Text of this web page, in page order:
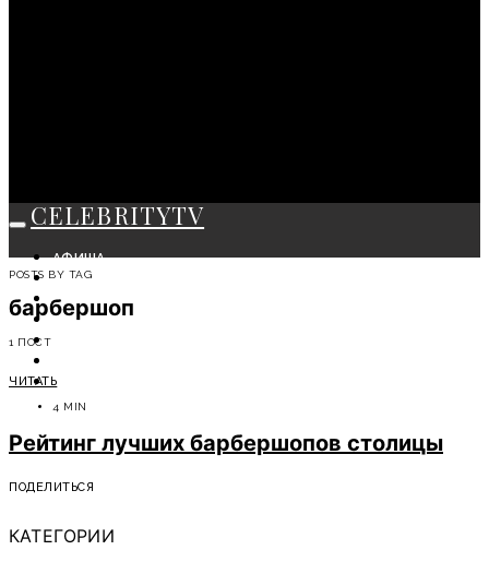
CELEBRITYTV
АФИША
СОБЫТИЯ
КРАСОТА
МОДА
СОВЕТЫ ЭКСПЕРТОВ
POSTS BY TAG
барбершоп
1 ПОСТ
ЧИТАТЬ
4 MIN
Рейтинг лучших барбершопов столицы
ПОДЕЛИТЬСЯ
КАТЕГОРИИ